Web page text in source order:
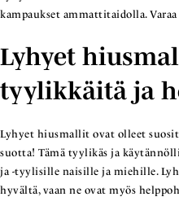
kampaukset ammattitaidolla.
Lyhyet
tyylikkäitä ja
Lyhyet hiusmallit ovat olleet
suotta! Tämä tyylikäs ja
ja -tyylisille naisille ja miehille.
hyvältä, vaan ne ovat myös